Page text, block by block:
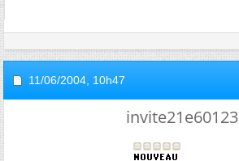
11/06/2004, 10h47
invite21e60123